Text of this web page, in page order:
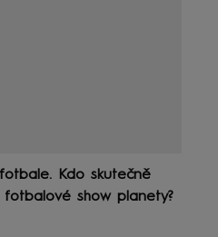
Kdo skutečně
show planety?